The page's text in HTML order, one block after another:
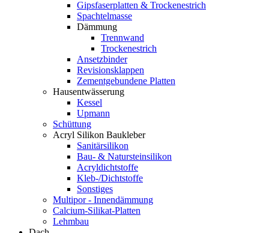
Gipsfaserplatten & Trockenestrich
Spachtelmasse
Dämmung
Trennwand
Trockenestrich
Ansetzbinder
Revisionsklappen
Zementgebundene Platten
Hausentwässerung
Kessel
Upmann
Schüttung
Acryl Silikon Baukleber
Sanitärsilikon
Bau- & Natursteinsilikon
Acryldichtstoffe
Kleb-/Dichtstoffe
Sonstiges
Multipor - Innendämmung
Calcium-Silikat-Platten
Lehmbau